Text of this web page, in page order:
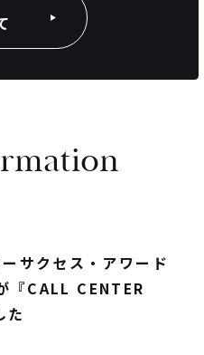
サクセス・アワード
『CALL CENTER
た